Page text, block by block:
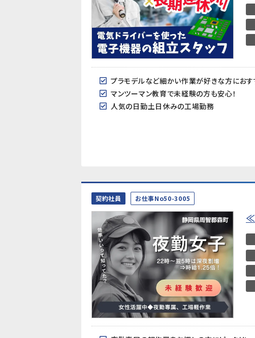
プラモデルなど細かい作業が好きな方にお
マンツーマン教育で未経験の方も安心！
人気の日勤土日休みの工場勤務
契約社員 お仕事No50-3005
≪